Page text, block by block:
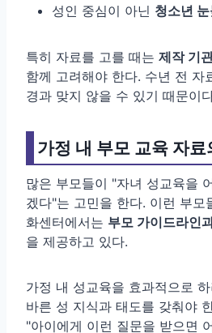
성인 중심이 아닌 청소년 눈
특히 자료를 고를 때는 제작 기
함께 고려해야 한다. 수년 전 자
경과 맞지 않을 수 있기 때문이
가정 내 부모 교육 자료
많은 부모들이 "자녀 성교육을
겠다"는 고민을 한다. 이런 부모
화센터에서는 부모 가이드라인
을 제공하고 있다.
가정 내 성교육을 효과적으로
바른 성 지식과 태도를 갖춰야
"아이에게 이런 질문을 받으면